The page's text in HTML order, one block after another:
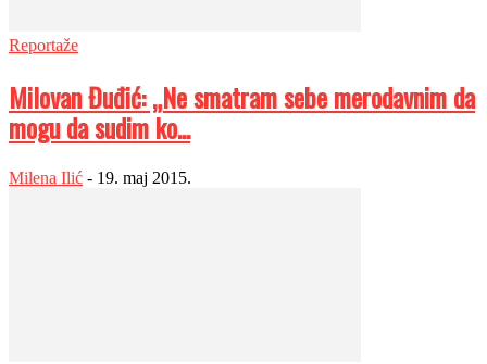
Reportaže
Milovan Đuđić: „Ne smatram sebe merodavnim da
mogu da sudim ko...
Milena Ilić - 19. maj 2015.